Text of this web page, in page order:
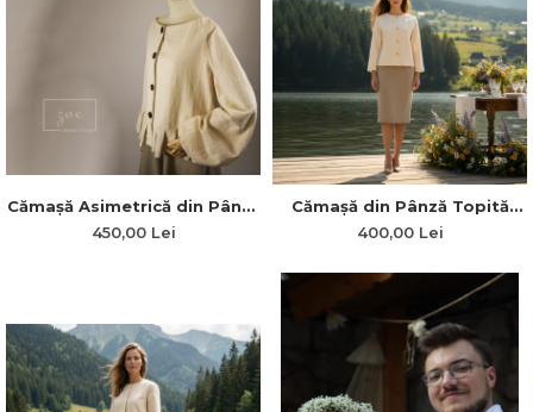
Cămașă Asimetrică din Pânză
Topită cu Dantelă din
Bumbac și Plii în Talie
450,00 Lei
Cămașă din Pânză Topită
Robustă cu Mâneci Raglan și
Dantelă din Bumbac „Taina
400,00 Lei